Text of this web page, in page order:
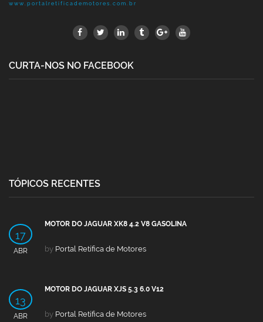
www.portalretificademotores.com.br
CURTA-NOS NO FACEBOOK
TÓPICOS RECENTES
17
ABR
MOTOR DO JAGUAR XK8 4.2 V8 GASOLINA
by Portal Retífica de Motores
13
ABR
MOTOR DO JAGUAR XJS 5.3 6.0 V12
by Portal Retífica de Motores